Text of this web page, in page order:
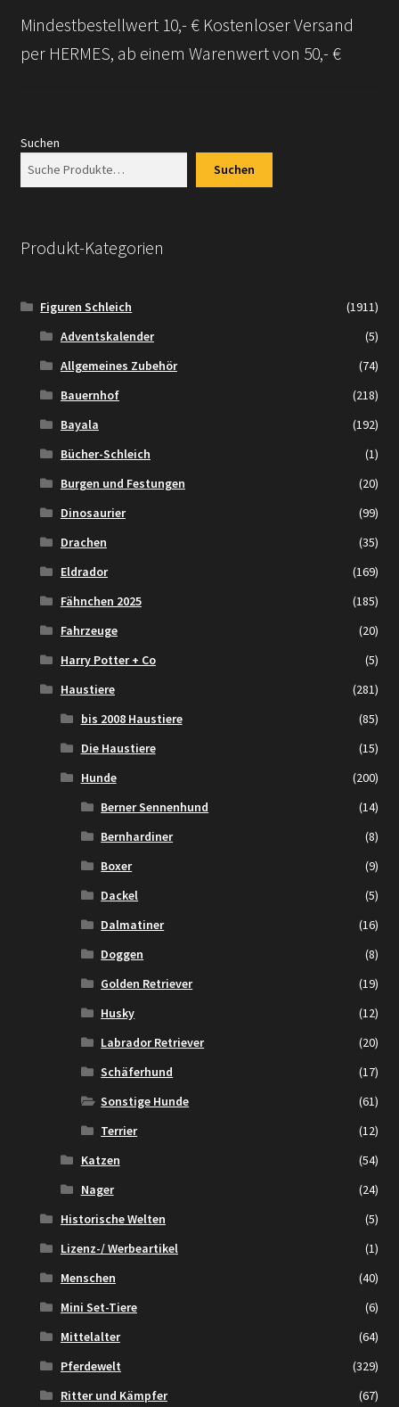
Mindestbestellwert 10,- € Kostenloser Versand
per HERMES, ab einem Warenwert von 50,- €
Suchen
Suchen
Produkt-Kategorien
Figuren Schleich
(1911)
Adventskalender
(5)
Allgemeines Zubehör
(74)
Bauernhof
(218)
Bayala
(192)
Bücher-Schleich
(1)
Burgen und Festungen
(20)
Dinosaurier
(99)
Drachen
(35)
Eldrador
(169)
Fähnchen 2025
(185)
Fahrzeuge
(20)
Harry Potter + Co
(5)
Haustiere
(281)
bis 2008 Haustiere
(85)
Die Haustiere
(15)
Hunde
(200)
Berner Sennenhund
(14)
Bernhardiner
(8)
Boxer
(9)
Dackel
(5)
Dalmatiner
(16)
Doggen
(8)
Golden Retriever
(19)
Husky
(12)
Labrador Retriever
(20)
Schäferhund
(17)
Sonstige Hunde
(61)
Terrier
(12)
Katzen
(54)
Nager
(24)
Historische Welten
(5)
Lizenz-/ Werbeartikel
(1)
Menschen
(40)
Mini Set-Tiere
(6)
Mittelalter
(64)
Pferdewelt
(329)
Ritter und Kämpfer
(67)